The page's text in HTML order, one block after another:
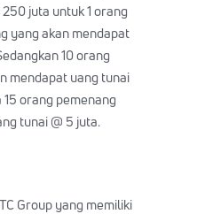
juta untuk 1 orang
yang akan mendapat
10 orang
mendapat uang tunai
15 orang pemenang
tunai @ 5 juta.
Group yang memiliki